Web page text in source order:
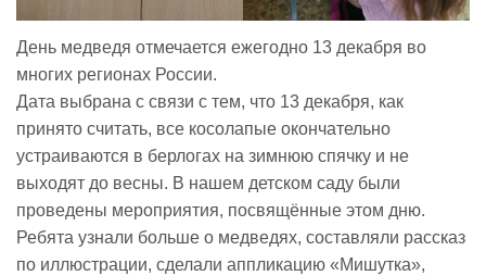
День медведя отмечается ежегодно 13 декабря во
многих регионах России.
Дата выбрана с связи с тем, что 13 декабря, как
принято считать, все косолапые окончательно
устраиваются в берлогах на зимнюю спячку и не
выходят до весны. В нашем детском саду были
проведены мероприятия, посвящённые этом дню.
Ребята узнали больше о медведях, составляли рассказ
по иллюстрации, сделали аппликацию «Мишутка»,